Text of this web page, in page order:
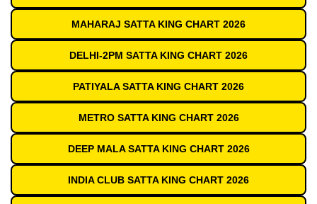
MAHARAJ SATTA KING CHART 2026
DELHI-2PM SATTA KING CHART 2026
PATIYALA SATTA KING CHART 2026
METRO SATTA KING CHART 2026
DEEP MALA SATTA KING CHART 2026
INDIA CLUB SATTA KING CHART 2026